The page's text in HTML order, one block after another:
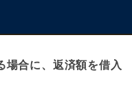
場合に、返済額を借入